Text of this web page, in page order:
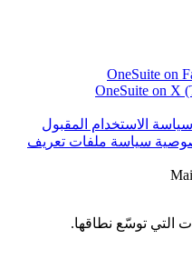
سياسة الاستخدام المقبول
سياسة ملفات تعريف
التي توسّع نطاقها.